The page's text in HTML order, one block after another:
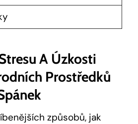
A Úzkosti
Prostředků
způsobů, jak